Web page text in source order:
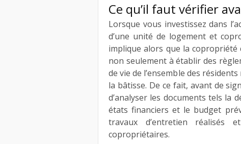
Ce qu’il faut vérifier
Lorsque vous investissez dans
d’une unité de logement et
implique alors que la
non seulement à établir des
de vie de l’ensemble des
la bâtisse. De ce fait, avant de
d’analyser les documents tels la
états financiers et le budget
travaux d’entretien réalisés
copropriétaires.